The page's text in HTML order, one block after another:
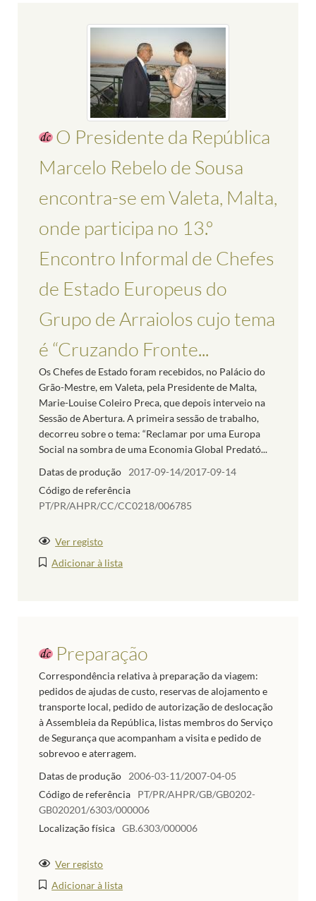
O Presidente da República
Marcelo Rebelo de Sousa
encontra-se em Valeta, Malta,
onde participa no 13.º
Encontro Informal de Chefes
de Estado Europeus do
Grupo de Arraiolos cujo tema
é “Cruzando Fronte...
Os Chefes de Estado foram recebidos, no Palácio do
Grão-Mestre, em Valeta, pela Presidente de Malta,
Marie-Louise Coleiro Preca, que depois interveio na
Sessão de Abertura. A primeira sessão de trabalho,
decorreu sobre o tema: “Reclamar por uma Europa
Social na sombra de uma Economia Global Predató...
Datas de produção
2017-09-14/2017-09-14
Código de referência
PT/PR/AHPR/CC/CC0218/006785
Ver registo
Adicionar à lista
Preparação
Correspondência relativa à preparação da viagem:
pedidos de ajudas de custo, reservas de alojamento e
transporte local, pedido de autorização de deslocação
à Assembleia da República, listas membros do Serviço
de Segurança que acompanham a visita e pedido de
sobrevoo e aterragem.
Datas de produção
2006-03-11/2007-04-05
Código de referência
PT/PR/AHPR/GB/GB0202-
GB020201/6303/000006
Localização física GB.6303/000006
Ver registo
Adicionar à lista